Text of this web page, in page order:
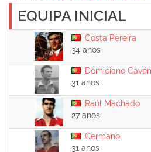
EQUIPA INICIAL
Costa Pereira
34 anos
Domiciano
31 anos
Raúl Machado
27 anos
Germano
31 anos